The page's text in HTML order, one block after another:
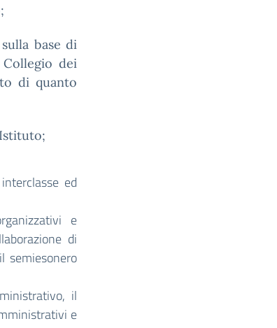
base di
dei
di quanto
ed
e
di
semiesonero
il
e